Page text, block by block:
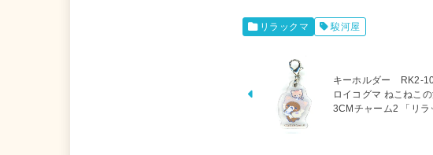
リラックマ 駿河屋
キーホルダー RK2-
ロイコグマ ねこねこ
3CMチャーム2 「リラ